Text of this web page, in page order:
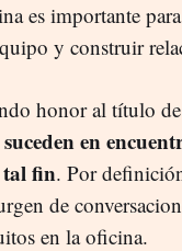
es importante
y construir
honor al título
en
tal fin. Por
de
en la oficina.